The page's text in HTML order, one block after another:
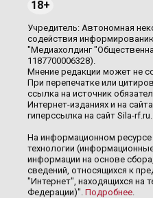
18+
Учредитель: Автономная
содействия
"Медиахолдинг
1187700006328).
Мнение редакции может не
При перепечатке или
ссылка на источник
Интернет-изданиях и на
гиперссылка на сайт Sila-rf.ru.
На информационном
технологии
информации на основе
сведений, относящихся к
"Интернет", находящихся на
Федерации)". Подробнее.